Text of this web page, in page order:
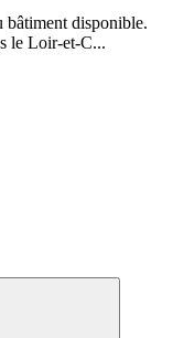
bâtiment disponible.
le Loir-et-C...